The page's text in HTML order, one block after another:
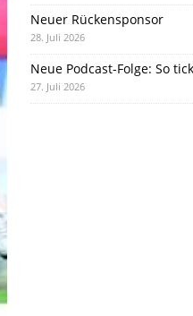
Neuer Rückensponsor
28. Juli 2026
Neue Podcast-Folge: So
27. Juli 2026